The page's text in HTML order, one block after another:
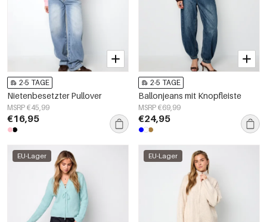
2-5 TAGE
Nietenbesetzter Pullover
MSRP €45,99
€16,95
2-5 TAGE
Ballonjeans mit Knopfleiste
MSRP €69,99
€24,95
EU-Lager EU-Lager